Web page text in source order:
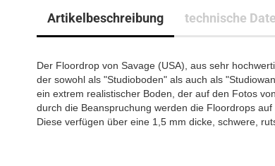
Artikelbeschreibung technische
Der Floordrop von Savage (USA), aus sehr
der sowohl als "Studioboden" als auch als
ein extrem realistischer Boden, der auf den Fotos
durch die Beanspruchung werden die Floordrops
Diese verfügen über eine 1,5 mm dicke, schwere,